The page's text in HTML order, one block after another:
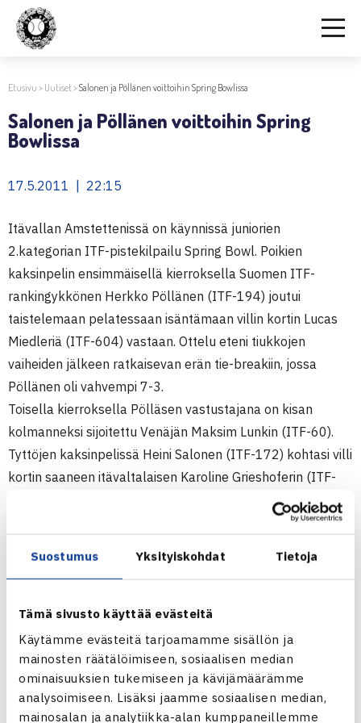
Suostumus Yksityiskohdat Tietoja
Tämä sivusto käyttää evästeitä
Käytämme evästeitä tarjoamamme sisällön ja
mainosten räätälöimiseen, sosiaalisen median
ominaisuuksien tukemiseen ja kävijämäärämme
analysoimiseen. Lisäksi jaamme sosiaalisen median,
mainosalan ja analytiikka-alan kumppaneillemme
Etusivu > Uutiset>Salonen ja Pöllänen voittoihin Spring Bowlissa
Salonen ja Pöllänen voittoihin Spring
Bowlissa
17.5.2011 | 22:15
Itävallan Amstettenissä on käynnissä juniorien
2.kategorian ITF-pistekilpailu Spring Bowl. Poikien
kaksinpelin ensimmäisellä kierroksella Suomen ITF-
rankingykkönen Herkko Pöllänen (ITF-194) joutui
taistelemaan pelatessaan isäntämaan villin kortin Lucas
Miedleriä (ITF-604) vastaan. Ottelu eteni tiukkojen
vaiheiden jälkeen ratkaisevan erän tie-breakiin, jossa
Pöllänen oli vahvempi 7-3.
Toisella kierroksella Pölläsen vastustajana on kisan
kolmanneksi sijoitettu Venäjän Maksim Lunkin (ITF-60).
Tyttöjen kaksinpelissä Heini Salonen (ITF-172) kohtasi villi
kortin saaneen itävaltalaisen Karoline Grieshoferin (ITF-
924), jonka hvsläinen voitti suoraan kahdessa
erässä. Toisella kierroksella Heini kohtaa Tsekin Kamila
Juniorien ITF-pistekilpailu (2.kateg.)
17.-21.5.2011 Amstetten, Itävalta
Poikien kaksinpeli
1.kierrosta: Herkko Pöllänen – Lucas Miedler Itävalta (villi
kortti) 64 16 76(3)